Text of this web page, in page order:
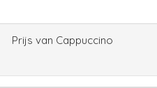
Prijs van Cappuccino